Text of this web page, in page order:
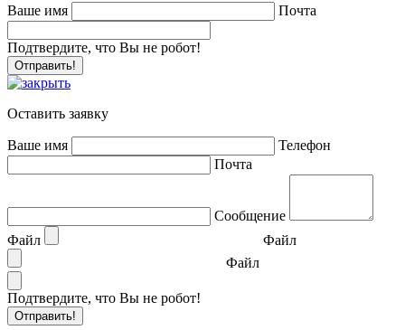
Ваше имя Почта
Подтвердите, что Вы не робот!
Оставить заявку
Ваше имя
Телефон
Почта
Сообщение
Файл
Файл
Файл
Подтвердите, что Вы не робот!